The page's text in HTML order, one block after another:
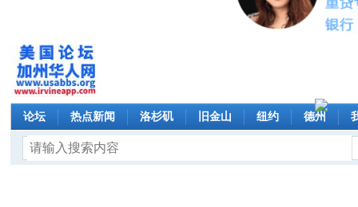
论坛 热点新闻 洛杉矶 旧金山 纽约 德州